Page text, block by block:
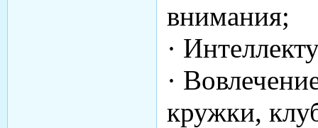
внимания;
·
·
кружки,